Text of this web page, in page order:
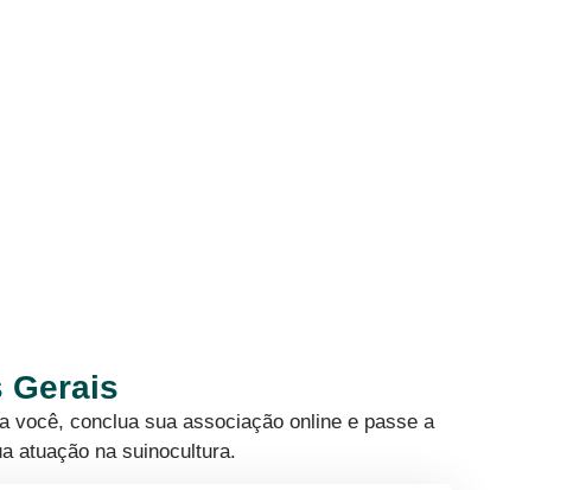
Gerais
você, conclua sua associação online e passe a
atuação na suinocultura.